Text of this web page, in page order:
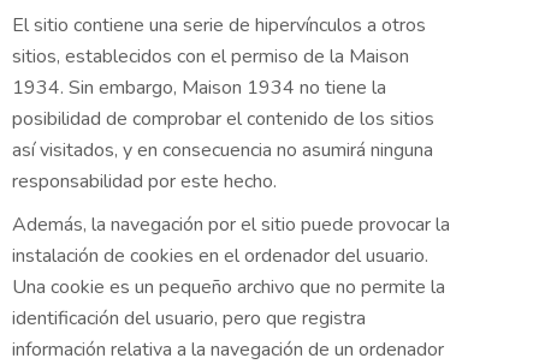
El sitio contiene una serie de hipervínculos a otros
sitios, establecidos con el permiso de la Maison
1934. Sin embargo, Maison 1934 no tiene la
posibilidad de comprobar el contenido de los sitios
así visitados, y en consecuencia no asumirá ninguna
responsabilidad por este hecho.
Además, la navegación por el sitio puede provocar la
instalación de cookies en el ordenador del usuario.
Una cookie es un pequeño archivo que no permite la
identificación del usuario, pero que registra
información relativa a la navegación de un ordenador